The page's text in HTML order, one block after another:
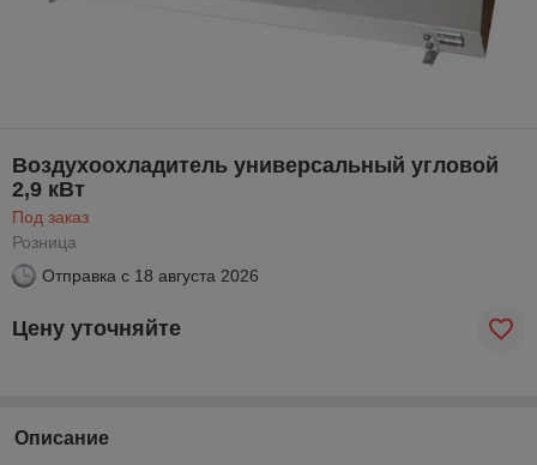
Воздухоохладитель универсальный угловой
2,9 кВт
Под заказ
Розница
Отправка с 18 августа 2026
Цену уточняйте
Описание